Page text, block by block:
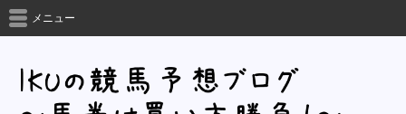
メニュー